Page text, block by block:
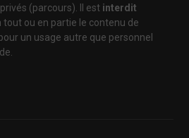
(parcours). Il est interdit
tout ou en partie le contenu de
un usage autre que personnel